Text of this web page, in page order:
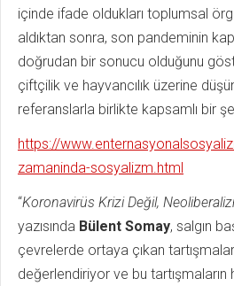
içinde ifade oldukları toplumsal
aldıktan sonra, son pandeminin
doğrudan bir sonucu olduğunu
çiftçilik ve hayvancılık üzerine
referanslarla birlikte kapsamlı bir
https://
zamaninda-sosyalizm.html
“Koronavirüs Krizi Değil,
yazısında Bülent Somay, salgın
çevrelerde ortaya çıkan
değerlendiriyor ve bu tartışmaların